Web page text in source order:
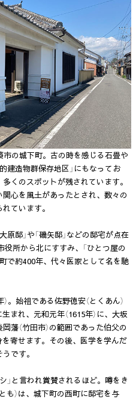
市の城下町。古の時を感じる石畳や
建造物群保存地区」にもなってお
くのスポットが残されています。
心を風土があったとされ、数々の
ています。
邸」や「磯矢邸」などの邸宅が点在
役所から北にすすみ、「ひとつ屋の
で約400年、代々医家として名を馳
。始祖である佐野徳安（とくあん）
まれ、元和元年（1615年）に、大坂
藩（竹田市）の範囲であった伯父の
を寄せます。その後、医学を学んだ
です。
」と言われ賞賛されるほど。噂をき
も）は、城下町の西町に邸宅を与